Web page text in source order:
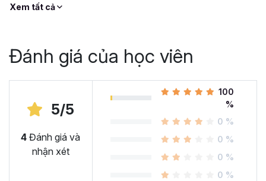
tưởngvà làm rõ những công việc mà một người quản lý
bạn cũng sẽ khám phá ra các chiến lược để đối phó
vớinhững sai lầm phổ biến của những người lần đầu làm
quản lý.
Xem tất cả
Đánh giá của học viên
5/5
4 Đánh giá và
nhận xét
100
%
0 %
0 %
0 %
0 %